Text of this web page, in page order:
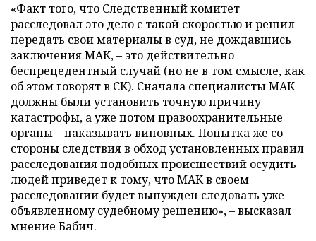
«Факт того, что Следственный комитет
расследовал это дело с такой скоростью и решил
передать свои материалы в суд, не дождавшись
заключения МАК, – это действительно
беспрецедентный случай (но не в том смысле, как
об этом говорят в СК). Сначала специалисты МАК
должны были установить точную причину
катастрофы, а уже потом правоохранительные
органы – наказывать виновных. Попытка же со
стороны следствия в обход установленных правил
расследования подобных происшествий осудить
людей приведет к тому, что МАК в своем
расследовании будет вынужден следовать уже
объявленному судебному решению», – высказал
мнение Бабич.